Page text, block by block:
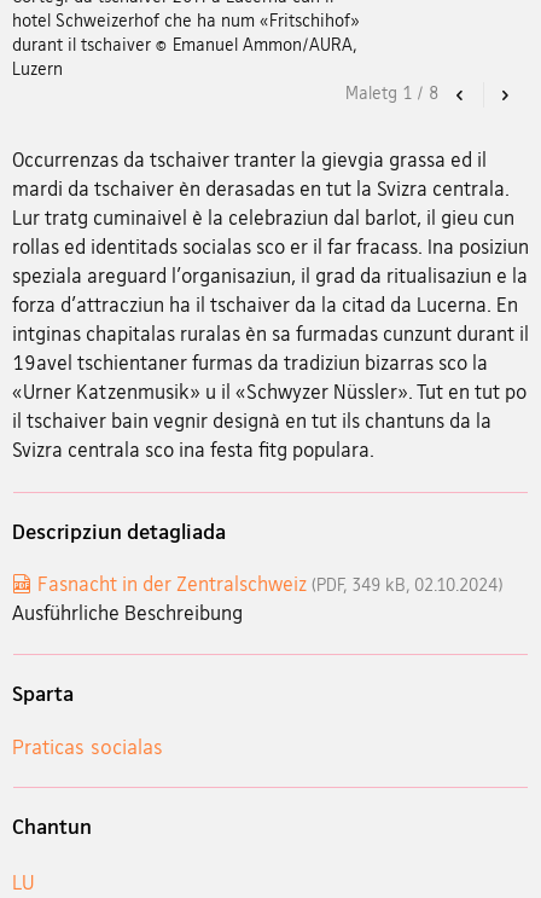
hotel Schweizerhof che ha num «Fritschihof»
durant il tschaiver © Emanuel Ammon/AURA,
Luzern
Previous
Maletg 1 / 8
Occurrenzas da tschaiver tranter la gievgia grassa ed il
mardi da tschaiver èn derasadas en tut la Svizra centrala.
Lur tratg cuminaivel è la celebraziun dal barlot, il gieu cun
rollas ed identitads socialas sco er il far fracass. Ina posiziun
speziala areguard l'organisaziun, il grad da ritualisaziun e la
forza d'attracziun ha il tschaiver da la citad da Lucerna. En
intginas chapitalas ruralas èn sa furmadas cunzunt durant il
19avel tschientaner furmas da tradiziun bizarras sco la
«Urner Katzenmusik» u il «Schwyzer Nüssler». Tut en tut po
il tschaiver bain vegnir designà en tut ils chantuns da la
Svizra centrala sco ina festa fitg populara.
Descripziun detagliada
Fasnacht in der Zentralschweiz (PDF, 349 kB, 02.10.2024)
Ausführliche Beschreibung
Sparta
Praticas socialas
Chantun
LU